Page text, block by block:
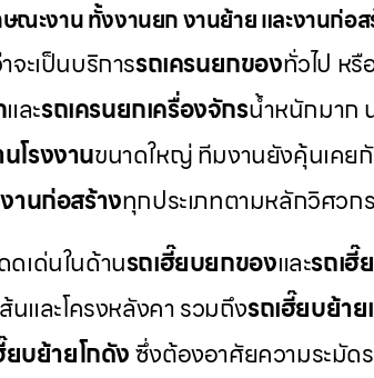
ะงาน ทั้งงานยก งานย้าย และงานก่อส
ะเป็นบริการรถเครนยกของทั่วไป หรื
และรถเครนยกเครื่องจักรน้ำหนักมาก
โรงงานขนาดใหญ่ ทีมงานยังคุ้นเคย
านก่อสร้างทุกประเภทตามหลักวิศวก
ดเด่นในด้านรถเฮี๊ยบยกของและรถเฮี๊
นและโครงหลังคา รวมถึงรถเฮี๊ยบย้า
ยบย้ายโกดังซึ่งต้องอาศัยความระมัด